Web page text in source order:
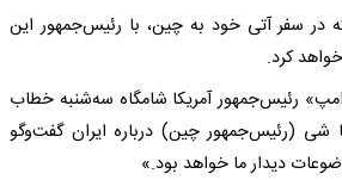
در سفر آتی خود به چین، با رئیس‌جمهور این
کرد.
رئیس‌جمهور آمریکا شامگاه سه‌شنبه خطاب
شی (رئیس‌جمهور چین) درباره ایران گفت‌وگو
دیدار ما خواهد بود.»